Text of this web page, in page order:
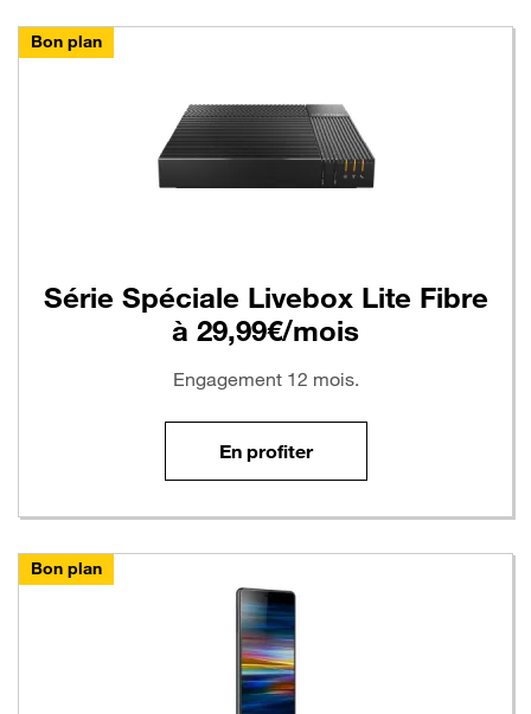
Bon plan
Série Spéciale Livebox Lite Fibre
à 29,99€/mois
Engagement 12 mois.
En profiter
Bon plan